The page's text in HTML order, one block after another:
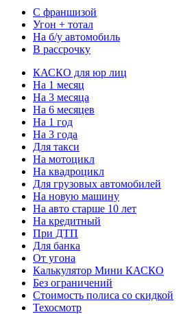
С франшизой
Угон + тотал
На б/у автомобиль
В рассрочку
КАСКО для юр лиц
На 1 месяц
На 3 месяца
На 6 месяцев
На 1 год
На 3 года
Для такси
На мотоцикл
На квадроцикл
Для грузовых автомобилей
На новую машину
На авто старше 10 лет
На кредитный
При ДТП
Для банка
От угона
Калькулятор Мини КАСКО
Без ограничений
Стоимость полиса со скидкой
Техосмотр